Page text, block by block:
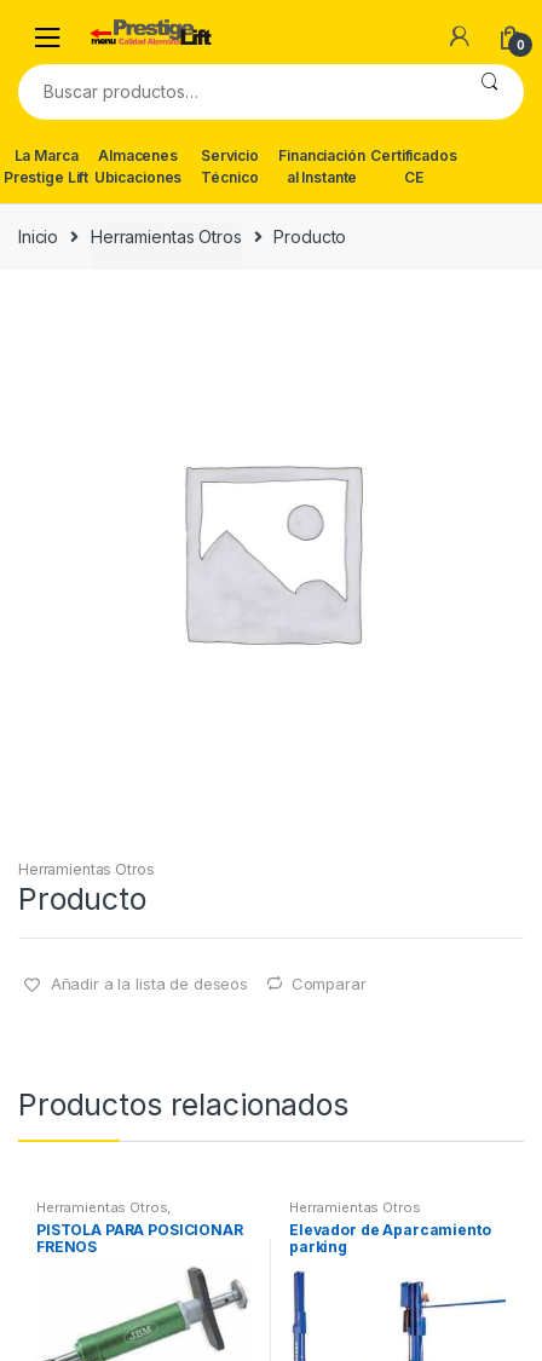
navigation
content
0
Buscar
por:
La Marca
Prestige Lift
Almacenes
Ubicaciones
Servicio
Técnico
Financiación
al Instante
Certificados
CE
Inicio Herramientas Otros Producto
Herramientas Otros
Producto
Añadir a la lista de deseos Comparar
Productos relacionados
Herramientas Otros,
Herramientas Frenos y
Refrigeración
PISTOLA PARA POSICIONAR
FRENOS
Herramientas Otros
Elevador de Aparcamiento
parking